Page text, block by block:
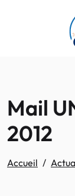
Passer au
Mail
2012
Accueil